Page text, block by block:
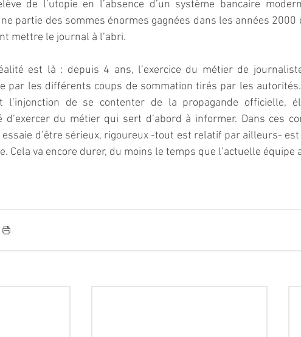
de l’utopie en l’absence d’un système bancaire
partie des sommes énormes gagnées dans les années 2000
mettre le journal à l’abri.
est là : depuis 4 ans, l’exercice du métier de
par les différents coups de sommation tirés par les
l’injonction de se contenter de la propagande officielle,
d’exercer du métier qui sert d’abord à informer. Dans ces
essaie d’être sérieux, rigoureux -tout est relatif par ailleurs-
Cela va encore durer, du moins le temps que l’actuelle équipe